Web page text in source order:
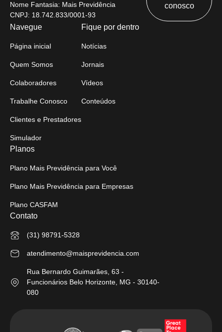
Nome Fantasia: Mais Previdência
CNPJ: 18.742.833/0001-93
conosco
Navegue
Página inicial
Quem Somos
Colaboradores
Trabalhe Conosco
Clientes e Prestadores
Simulador
Fique por dentro
Notícias
Jornais
Vídeos
Conteúdos
Planos
Plano Mais Previdência para Você
Plano Mais Previdência para Empresas
Plano CASFAM
Contato
(31) 98791-5328
atendimento@maisprevidencia.com
Rua Bernardo Guimarães, 63 -
Funcionários Belo Horizonte, MG - 30140-
080